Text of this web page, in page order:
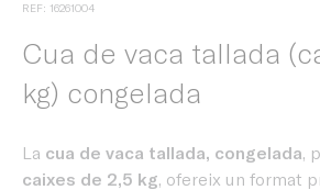
REF: 16261004
Cua de vaca tallada
kg) congelada
La cua de vaca tallada, congelada,
caixes de 2,5 kg, ofereix un format